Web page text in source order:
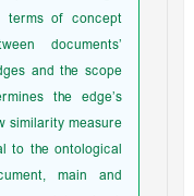
terms of concept
documents’
and the scope
the edge’s
similarity measure
to the ontological
main and